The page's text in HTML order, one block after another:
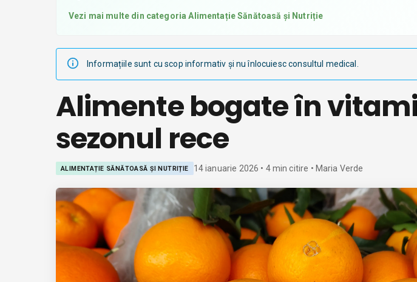
Vezi mai multe din categoriaAlimentație Sănătoasă și Nutriție
Informațiile sunt cu scop informativ și nu înlocuiesc consultul medical.
Alimente bogate în
sezonul rece
ALIMENTAȚIE SĂNĂTOASĂ ȘI NUTRIȚIE 14 ianuarie 2026 • 4min citire • Maria Verde